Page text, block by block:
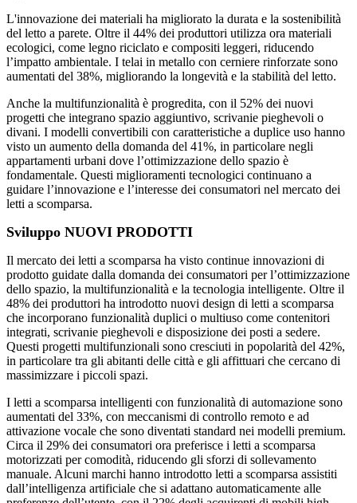
L'innovazione dei materiali ha migliorato la durata e la sostenibilità
del letto a parete. Oltre il 44% dei produttori utilizza ora materiali
ecologici, come legno riciclato e compositi leggeri, riducendo
l’impatto ambientale. I telai in metallo con cerniere rinforzate sono
aumentati del 38%, migliorando la longevità e la stabilità del letto.
Anche la multifunzionalità è progredita, con il 52% dei nuovi
progetti che integrano spazio aggiuntivo, scrivanie pieghevoli o
divani. I modelli convertibili con caratteristiche a duplice uso hanno
visto un aumento della domanda del 41%, in particolare negli
appartamenti urbani dove l’ottimizzazione dello spazio è
fondamentale. Questi miglioramenti tecnologici continuano a
guidare l’innovazione e l’interesse dei consumatori nel mercato dei
letti a scomparsa.
Sviluppo NUOVI PRODOTTI
Il mercato dei letti a scomparsa ha visto continue innovazioni di
prodotto guidate dalla domanda dei consumatori per l’ottimizzazione
dello spazio, la multifunzionalità e la tecnologia intelligente. Oltre il
48% dei produttori ha introdotto nuovi design di letti a scomparsa
che incorporano funzionalità duplici o multiuso come contenitori
integrati, scrivanie pieghevoli e disposizione dei posti a sedere.
Questi progetti multifunzionali sono cresciuti in popolarità del 42%,
in particolare tra gli abitanti delle città e gli affittuari che cercano di
massimizzare i piccoli spazi.
I letti a scomparsa intelligenti con funzionalità di automazione sono
aumentati del 33%, con meccanismi di controllo remoto e ad
attivazione vocale che sono diventati standard nei modelli premium.
Circa il 29% dei consumatori ora preferisce i letti a scomparsa
motorizzati per comodità, riducendo gli sforzi di sollevamento
manuale. Alcuni marchi hanno introdotto letti a scomparsa assistiti
dall’intelligenza artificiale che si adattano automaticamente alle